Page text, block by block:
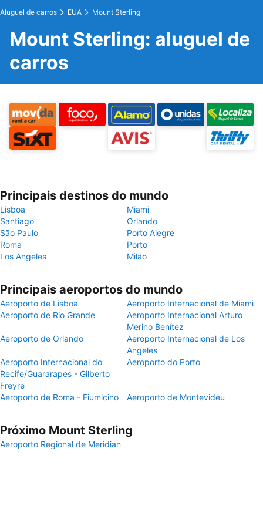
Aluguel de carros EUA Mount Sterling
Mount Sterling: aluguel de
carros
Principais destinos do mundo
Lisboa
Miami
Santiago
Orlando
São Paulo
Porto Alegre
Roma
Porto
Los Angeles
Milão
Principais aeroportos do mundo
Aeroporto de Lisboa
Aeroporto Internacional de Miami
Aeroporto de Rio Grande
Aeroporto Internacional Arturo
Merino Benítez
Aeroporto de Orlando
Aeroporto Internacional de Los
Angeles
Aeroporto Internacional do
Recife/Guararapes - Gilberto
Freyre
Aeroporto do Porto
Aeroporto de Roma - Fiumicino Aeroporto de Montevidéu
Próximo Mount Sterling
Aeroporto Regional de Meridian